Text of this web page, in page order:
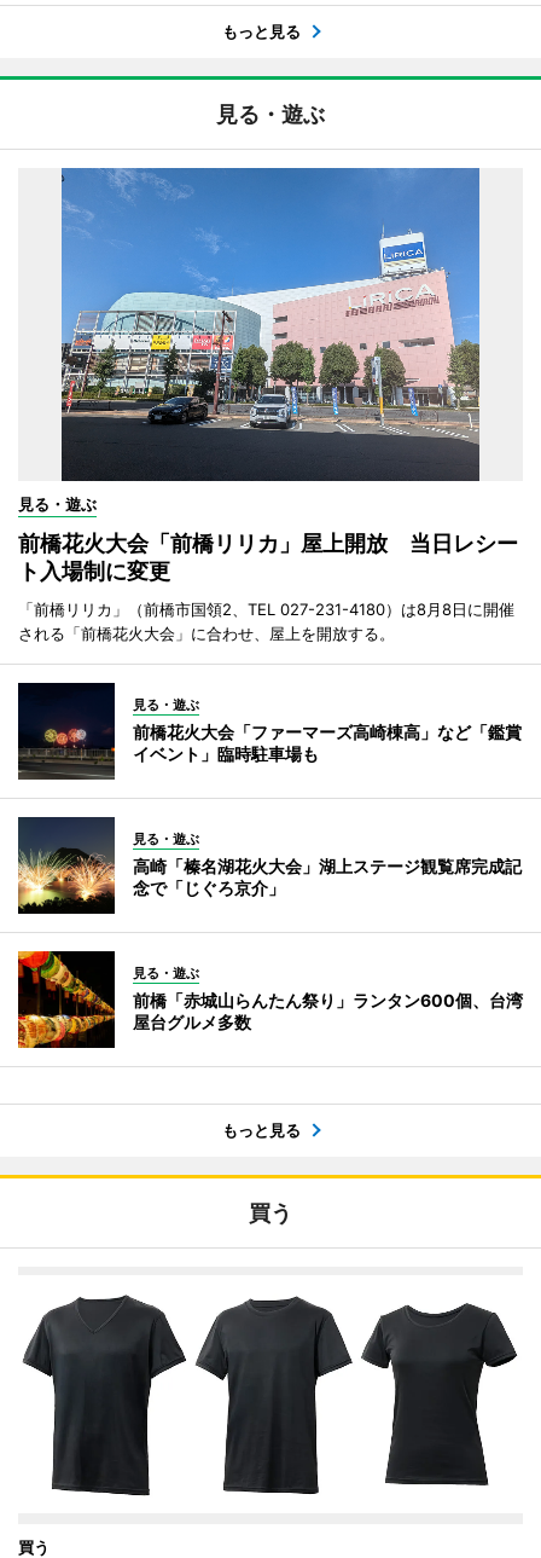
もっと見る
見る・遊ぶ
見る・遊ぶ
前橋花火大会「前橋リリカ」屋上開放 当日レシー
ト入場制に変更
「前橋リリカ」（前橋市国領2、TEL 027-231-4180）は8月8日に開催
される「前橋花火大会」に合わせ、屋上を開放する。
見る・遊ぶ
前橋花火大会「ファーマーズ高崎棟高」など「鑑賞
イベント」臨時駐車場も
見る・遊ぶ
高崎「榛名湖花火大会」湖上ステージ観覧席完成記
念で「じぐろ京介」
見る・遊ぶ
前橋「赤城山らんたん祭り」ランタン600個、台湾
屋台グルメ多数
もっと見る
買う
買う